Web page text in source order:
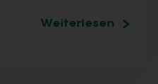
Weiterlesen